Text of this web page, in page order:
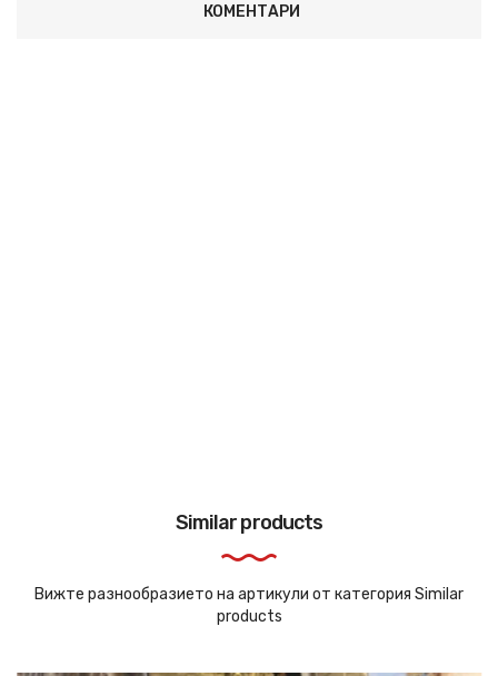
КОМЕНТАРИ
Similar products
Вижте разнообразието на артикули от категория Similar
products